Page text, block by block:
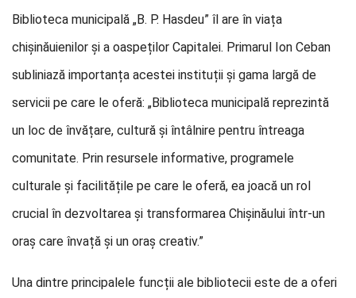
Biblioteca municipală „B. P. Hasdeu” îl are în viața
chișinăuienilor și a oaspeților Capitalei. Primarul Ion Ceban
subliniază importanța acestei instituții și gama largă de
servicii pe care le oferă: „Biblioteca municipală reprezintă
un loc de învățare, cultură și întâlnire pentru întreaga
comunitate. Prin resursele informative, programele
culturale și facilitățile pe care le oferă, ea joacă un rol
crucial în dezvoltarea și transformarea Chișinăului într-un
oraș care învață și un oraș creativ.”
Una dintre principalele funcții ale bibliotecii este de a oferi